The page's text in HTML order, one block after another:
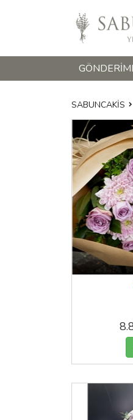
SABUNCAKİS